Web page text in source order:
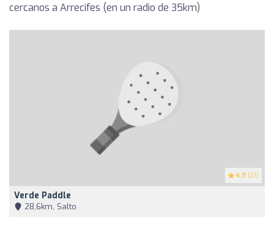
cercanos a Arrecifes (en un radio de 35km)
4.9 (21)
Verde Paddle
28,6km, Salto